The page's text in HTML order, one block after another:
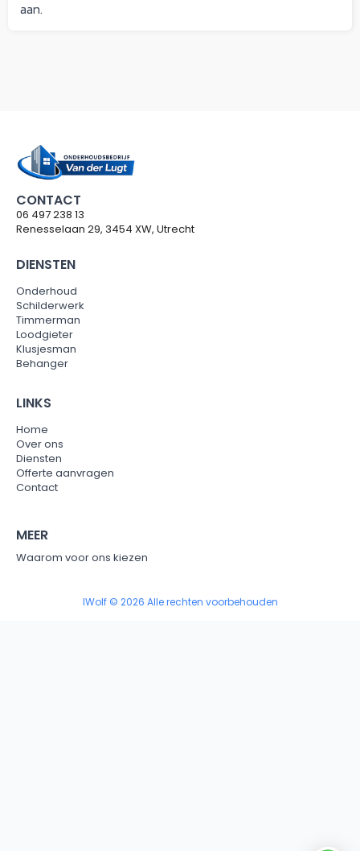
aan.
CONTACT
06 497 238 13
Renesselaan 29, 3454 XW, Utrecht
DIENSTEN
Onderhoud
Schilderwerk
Timmerman
Loodgieter
Klusjesman
Behanger
LINKS
Home
Over ons
Diensten
Offerte aanvragen
Contact
MEER
Waarom voor ons kiezen
IWolf © 2026 Alle rechten voorbehouden